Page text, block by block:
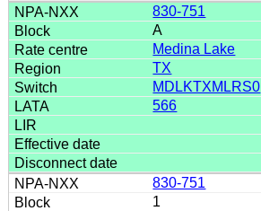
830-751
A
Medina Lake
TX
MDLKTXMLRS0
566
830-751
1